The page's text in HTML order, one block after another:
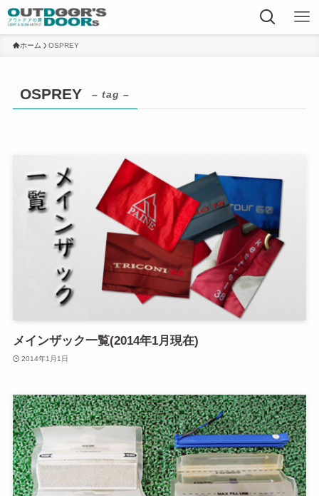
ホーム OSPREY
OSPREY – tag –
メインザック一覧(2014年1月現在)
2014年1月1日